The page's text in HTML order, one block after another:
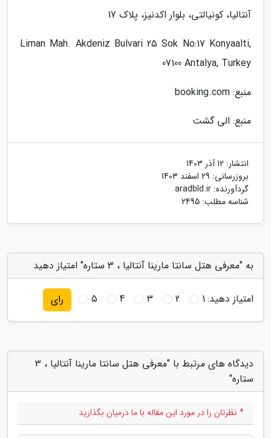
آنتالیا، کونیالتی، بلوار اکدنیز، پلاک 17
Liman Mah. Akdeniz Bulvari 25 Sok No:17 Konyaalti,
07100 Antalya, Turkey
منبع: booking.com
منبع: الی گشت
انتشار: 12 آذر 1403
بروزرسانی: 29 اسفند 1403
گردآورنده: aradbld.ir
شناسه مطلب: 2495
به "معرفی هتل سانتا مارینا آنتالیا ، 3 ستاره" امتیاز دهید
امتیاز دهید:1
2
3
4
5 رای
دیدگاه های مرتبط با "معرفی هتل سانتا مارینا آنتالیا ، 3
ستاره"
* نظرتان را در مورد این مقاله با ما درمیان بگذارید